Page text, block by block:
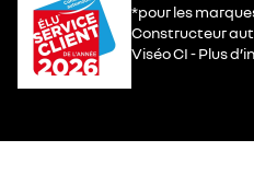
*pour les
Constructeur
Viséo CI - Plus